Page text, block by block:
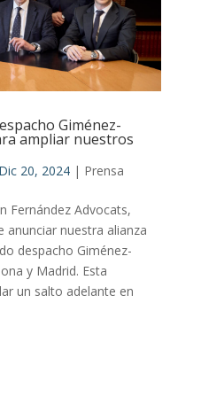
Giménez-
ampliar nuestros
Dic 20, 2024| Prensa
Fernández Advocats,
nuestra alianza
despacho Giménez-
y Madrid. Esta
un salto adelante en